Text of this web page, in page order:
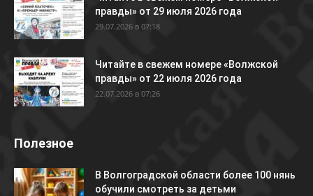
правды» от 29 июля 2026 года
29.07.2026 в 07:18
Читайте в свежем номере «Волжской
правды» от 22 июля 2026 года
22.07.2026 в 07:26
Полезное
В Волгоградской области более 100 нянь
обучили смотреть за детьми